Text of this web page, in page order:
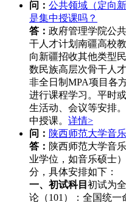
问： 公共领域（定向
是集中授课吗？
答： 政府管理学院公
干人才计划南疆高校
向新疆招收其他类型
数民族高层次骨干人
非全日制MPA项目各
进行课程学习。平时
生活动、会议等安排
中授课。 详情>
问： 陕西师范大学音
答： 陕西师范大学音
业学位，如音乐硕士
分，具体安排如下：
一、初试科目 初试为
论（101）‌：全国统